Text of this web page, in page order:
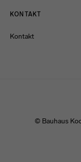
KONTAKT
Kontakt
© Bauhaus